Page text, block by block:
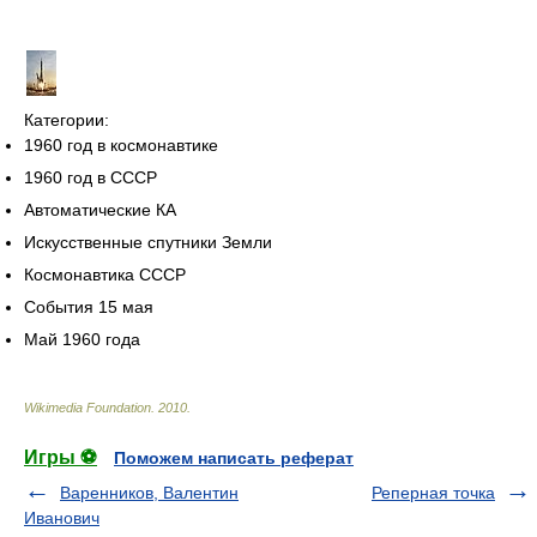
Категории:
1960 год в космонавтике
1960 год в СССР
Автоматические КА
Искусственные спутники Земли
Космонавтика СССР
События 15 мая
Май 1960 года
Wikimedia Foundation 2010
Игры ⚽
Поможем написать реферат
Варенников, Валентин
Иванович
Реперная точка